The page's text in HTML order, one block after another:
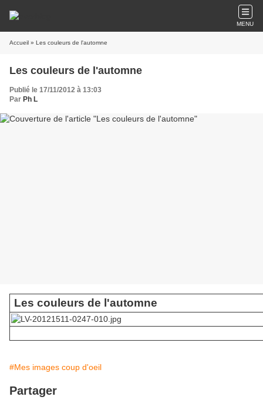
MENU
Accueil » Les couleurs de l'automne
Les couleurs de l'automne
Publié le 17/11/2012 à 13:03
Par Ph L
Les couleurs de l'automne
#Mes images coup d'oeil
Partager